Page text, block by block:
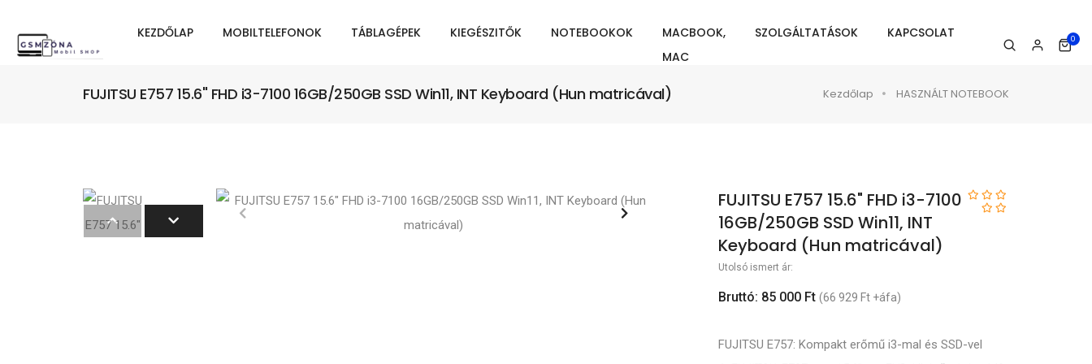
KEZDŐLAP MOBILTELEFONOK TÁBLAGÉPEK KIEGÉSZITŐK NOTEBOOKOK
MACBOOK,
MAC
SZOLGÁLTATÁSOK KAPCSOLAT 0
FUJITSU E757 15.6" FHD i3-7100 16GB/250GB SSD Win11, INT Keyboard (Hun matricával) Kezdőlap HASZNÁLT NOTEBOOK
FUJITSU E757 15.6" FHD i3-7100
16GB/250GB SSD Win11, INT
Keyboard (Hun matricával)
Utolsó ismert ár:
Bruttó: 85 000 Ft (66 929 Ft +áfa)
FUJITSU E757: Kompakt erőmű i3-mal és SSD-vel